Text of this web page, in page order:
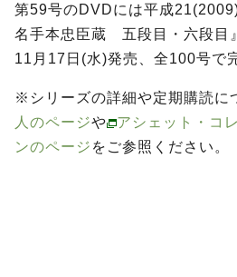
第59号のDVDには平成
名手本忠臣蔵 五段目・六段目
11月17日(水)発売、全100号で
※シリーズの詳細や定期購読に
人のページや
アシェット・コ
ンのページ をご参照ください。